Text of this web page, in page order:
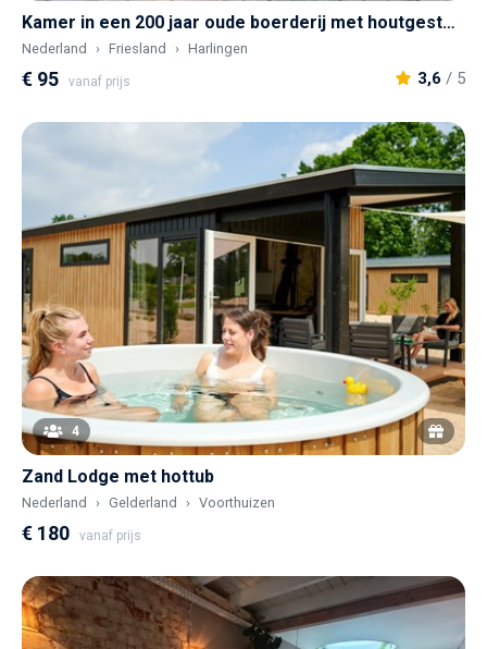
Kamer in een 200 jaar oude boerderij met houtgestookte sauna en hottub
Nederland Friesland Harlingen
€ 95 vanaf prijs 3,6 / 5
4
Zand Lodge met hottub
Nederland Gelderland Voorthuizen
€ 180 vanaf prijs